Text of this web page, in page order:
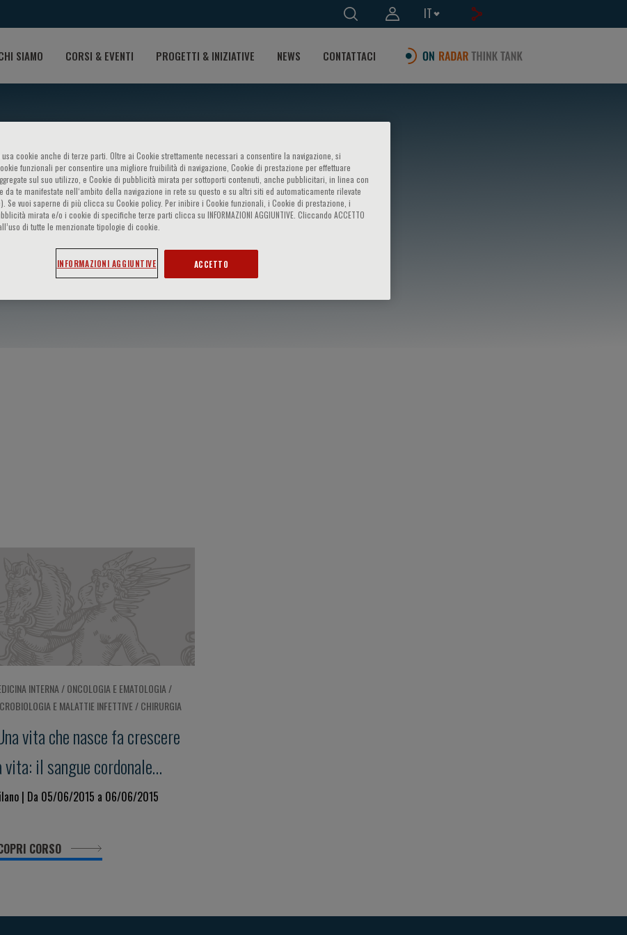
IT
SIAMO CORSI & EVENTI PROGETTI & INIZIATIVE NEWS CONTATTACI
INTERNA / ONCOLOGIA E EMATOLOGIA /
E MALATTIE INFETTIVE / CHIRURGIA
vita che nasce fa crescere
vita: il sangue cordonale
e futuro"
| Da 05/06/2015 a 06/06/2015
CORSO
cookie anche di terze parti. Oltre ai Cookie strettamente necessari a consentire la navigazione, si
funzionali per consentire una migliore fruibilità di navigazione, Cookie di prestazione per effettuare
sul suo utilizzo, e Cookie di pubblicità mirata per sottoporti contenuti, anche pubblicitari, in linea con
da te manifestate nell‘ambito della navigazione in rete su questo e su altri siti ed automaticamente rilevate
Se vuoi saperne di più clicca su Cookie policy. Per inibire i Cookie funzionali, i Cookie di prestazione, i
mirata e/o i cookie di specifiche terze parti clicca su INFORMAZIONI AGGIUNTIVE. Cliccando ACCETTO
di tutte le menzionate tipologie di cookie.
INFORMAZIONI AGGIUNTIVE ACCETTO